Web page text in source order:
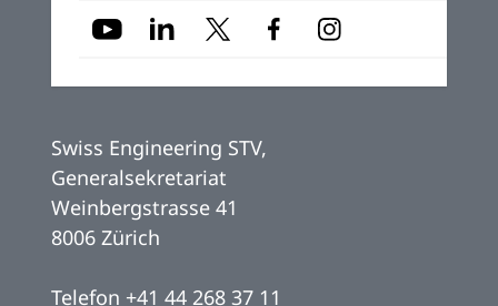
Swiss Engineering STV,
Generalsekretariat
Weinbergstrasse 41
8006 Zürich
Telefon +41 44 268 37 11